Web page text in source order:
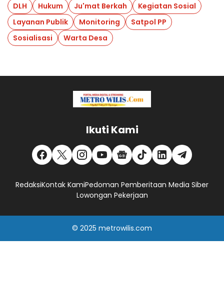
DLH
Hukum Ju'mat Berkah
Kegiatan Sosial
Layanan Publik
Monitoring
Satpol PP
Sosialisasi
Warta Desa
Ikuti Kami
RedaksiKontak KamiPedoman Pemberitaan Media Siber
Lowongan Pekerjaan
© 2025 metrowilis.com